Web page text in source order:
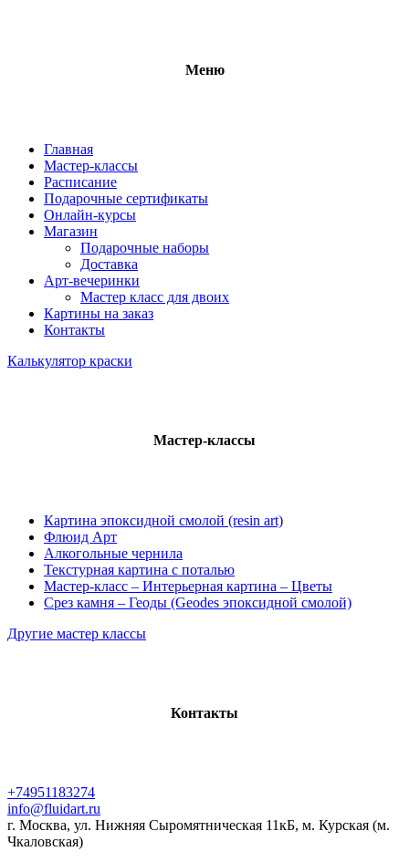
Меню
Главная
Мастер-классы
Расписание
Подарочные сертификаты
Онлайн-курсы
Магазин
Подарочные наборы
Доставка
Арт-вечеринки
Мастер класс для двоих
Картины на заказ
Контакты
Калькулятор краски
Мастер-классы
Картина эпоксидной смолой (resin art)
Флюид Арт
Алкогольные чернила
Текстурная картина с поталью
Мастер-класс – Интерьерная картина – Цветы
Срез камня – Геоды (Geodes эпоксидной смолой)
Другие мастер классы
Контакты
+74951183274
info@fluidart.ru
г. Москва, ул. Нижняя Сыромятническая 11кБ, м. Курская (м.
Чкаловская)